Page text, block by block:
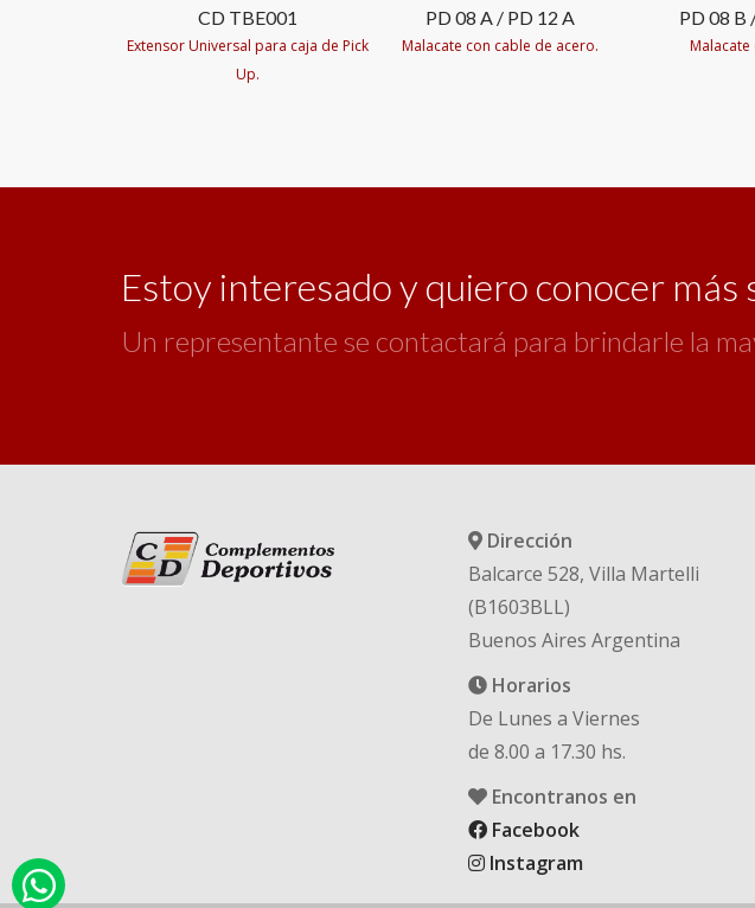
CD TBE001
Extensor Universal para caja de Pick
Up.
PD 08 A / PD 12 A
Malacate con cable de acero.
PD 08 B
Malacate
Estoy interesado y quiero conocer más
Un representante se contactará para brindarle la
Dirección
Balcarce 528, Villa Martelli
(B1603BLL)
Buenos Aires Argentina
Horarios
De Lunes a Viernes
de 8.00 a 17.30 hs.
Encontranos en
Facebook
Instagram